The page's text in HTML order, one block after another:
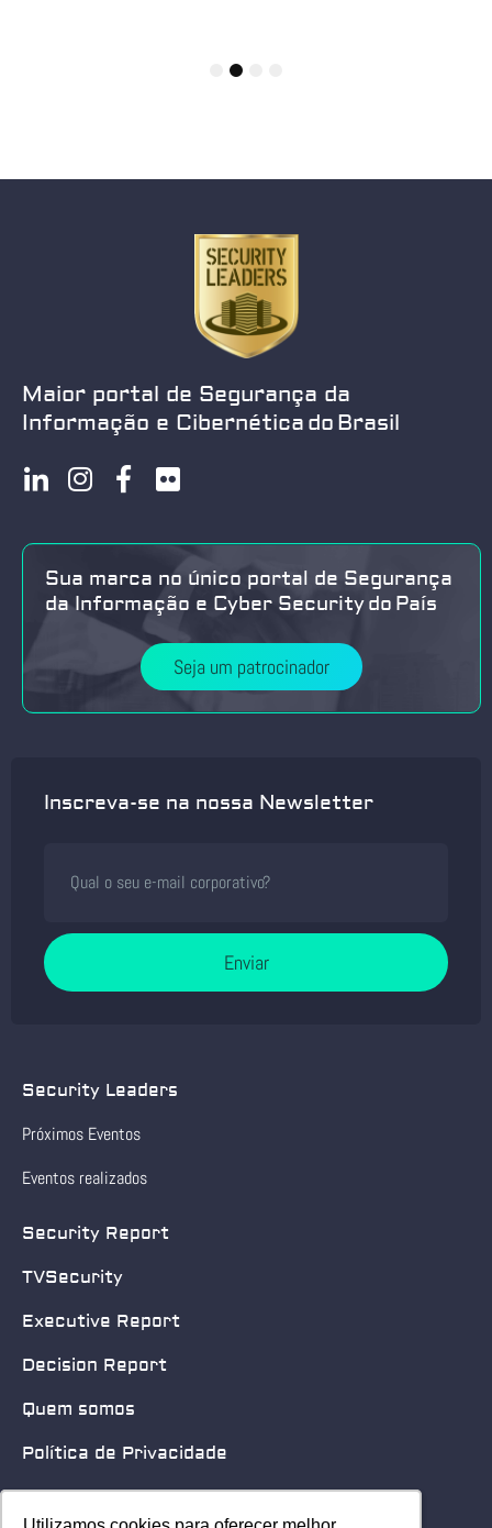
Maior portal de Segurança da
Informação e Cibernética do Brasil
Sua marca no único portal de Segurança
da Informação e Cyber Security do País
Seja um patrocinador
Inscreva-se na nossa Newsletter
Enviar
Security Leaders
Próximos Eventos
Eventos realizados
Security Report
TVSecurity
Executive Report
Decision Report
Quem somos
Política de Privacidade
Quero patrocinar